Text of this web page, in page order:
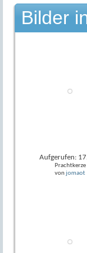
Bilder
Aufgerufen:
Prachtkerze
von jomaot